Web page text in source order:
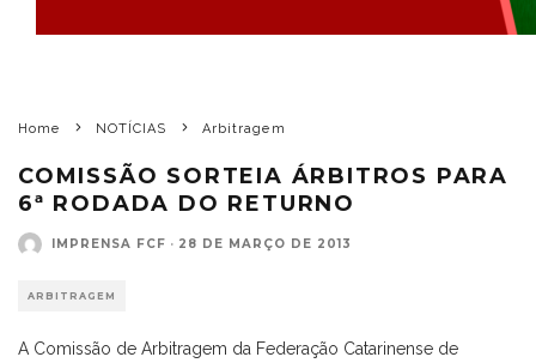
Home NOTÍCIAS Arbitragem
COMISSÃO SORTEIA ÁRBITROS PARA
6ª RODADA DO RETURNO
IMPRENSA FCF · 28 DE MARÇO DE 2013
ARBITRAGEM
A Comissão de Arbitragem da Federação Catarinense de